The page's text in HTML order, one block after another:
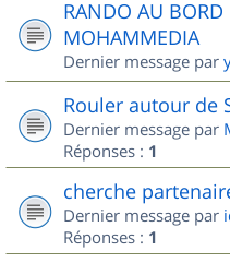
RANDO AU BORD
MOHAMMEDIA
Dernier message par
Rouler autour de
Dernier message par
Réponses : 1
cherche
Dernier message par
Réponses : 1